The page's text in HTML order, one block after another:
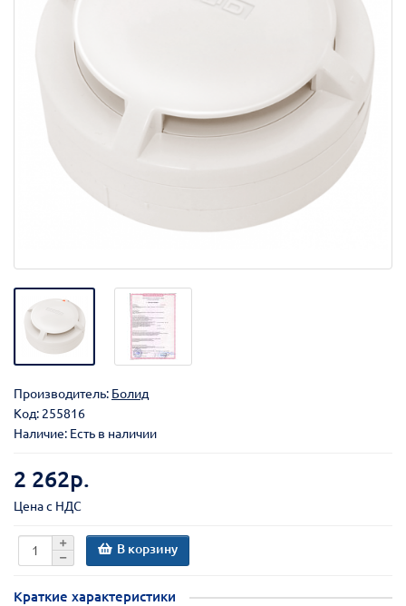
Производитель: Болид
Код: 255816
Наличие: Есть в наличии
2 262р.
Цена с НДС
В корзину
Краткие характеристики